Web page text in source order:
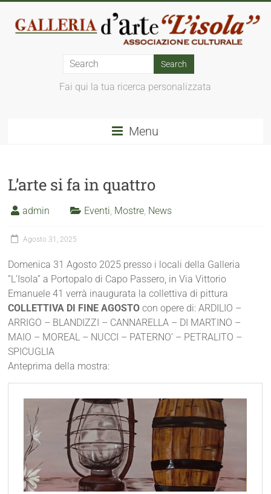
Fai qui la tua ricerca personalizzata
Menu
L’arte si fa in quattro
admin Eventi Mostre News
Agosto 31, 2025
Domenica 31 Agosto 2025 presso i locali della Galleria
“L’Isola” a Portopalo di Capo Passero, in Via Vittorio
Emanuele 41 verrà inaugurata la collettiva di pittura
COLLETTIVA DI FINE AGOSTO con opere di: ARDILIO –
ARRIGO – BLANDIZZI – CANNARELLA – DI MARTINO –
MAIO – MOREAL – NUCCI – PATERNO’ – PETRALITO –
SPICUGLIA
Anteprima della mostra: